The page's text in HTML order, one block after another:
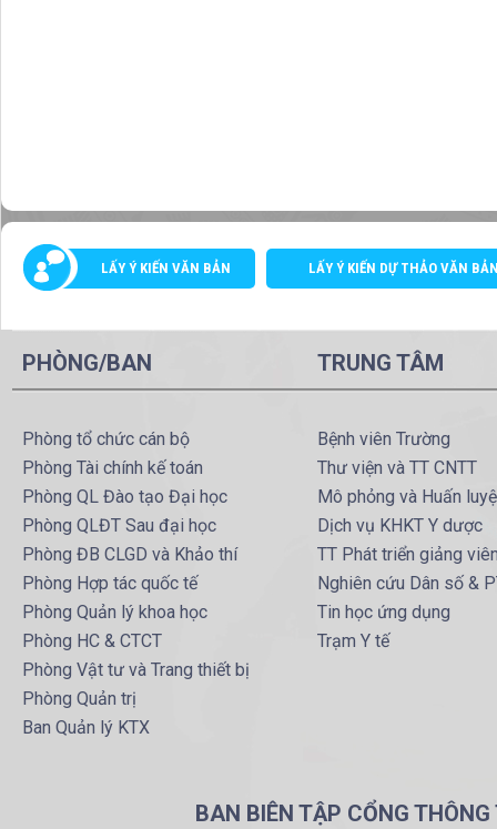
LẤY Ý KIẾN VĂN BẢN LẤY Ý KIẾN DỰ THẢO VĂN
PHÒNG/BAN
Phòng tổ chức cán bộ
Phòng Tài chính kế toán
Phòng QL Đào tạo Đại học
Phòng QLĐT Sau đại học
Phòng ĐB CLGD và Khảo thí
Phòng Hợp tác quốc tế
Phòng Quản lý khoa học
Phòng HC & CTCT
Phòng Vật tư và Trang thiết bị
Phòng Quản trị
Ban Quản lý KTX
TRUNG TÂM
Bệnh viên Trường
Thư viện và TT CNTT
Mô phỏng và Huấn
Dịch vụ KHKT Y dược
TT Phát triển giảng
Nghiên cứu Dân số &
Tin học ứng dụng
Trạm Y tế
BAN BIÊN TẬP CỔNG